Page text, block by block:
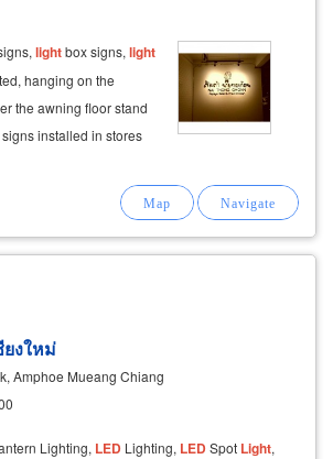
lightbox signs, light
hanging on the
the awning floor stand
installed in stores
stencil by laser cnc
ยงใหม่
Amphoe Mueang Chiang
Lighting, LED Lighting, LEDSpot Light,